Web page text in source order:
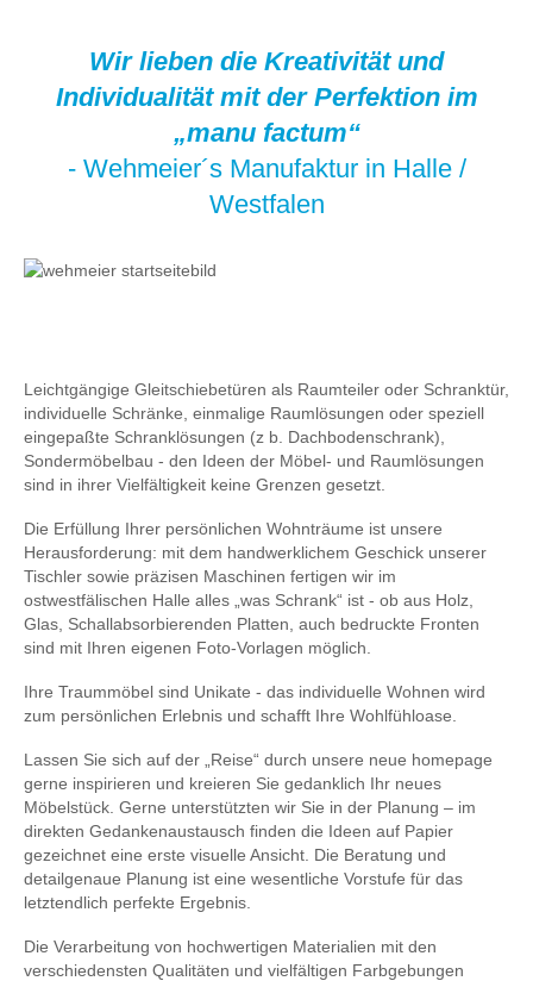
Wir lieben die Kreativität und
Individualität mit der Perfektion im
„manu factum“
- Wehmeier´s Manufaktur in Halle /
Westfalen
Leichtgängige Gleitschiebetüren als Raumteiler oder Schranktür,
individuelle Schränke, einmalige Raumlösungen oder speziell
eingepaßte Schranklösungen (z b. Dachbodenschrank),
Sondermöbelbau - den Ideen der Möbel- und Raumlösungen
sind in ihrer Vielfältigkeit keine Grenzen gesetzt.
Die Erfüllung Ihrer persönlichen Wohnträume ist unsere
Herausforderung: mit dem handwerklichem Geschick unserer
Tischler sowie präzisen Maschinen fertigen wir im
ostwestfälischen Halle alles „was Schrank“ ist - ob aus Holz,
Glas, Schallabsorbierenden Platten, auch bedruckte Fronten
sind mit Ihren eigenen Foto-Vorlagen möglich.
Ihre Traummöbel sind Unikate - das individuelle Wohnen wird
zum persönlichen Erlebnis und schafft Ihre Wohlfühloase.
Lassen Sie sich auf der „Reise“ durch unsere neue homepage
gerne inspirieren und kreieren Sie gedanklich Ihr neues
Möbelstück. Gerne unterstützten wir Sie in der Planung – im
direkten Gedankenaustausch finden die Ideen auf Papier
gezeichnet eine erste visuelle Ansicht. Die Beratung und
detailgenaue Planung ist eine wesentliche Vorstufe für das
letztendlich perfekte Ergebnis.
Die Verarbeitung von hochwertigen Materialien mit den
verschiedensten Qualitäten und vielfältigen Farbgebungen